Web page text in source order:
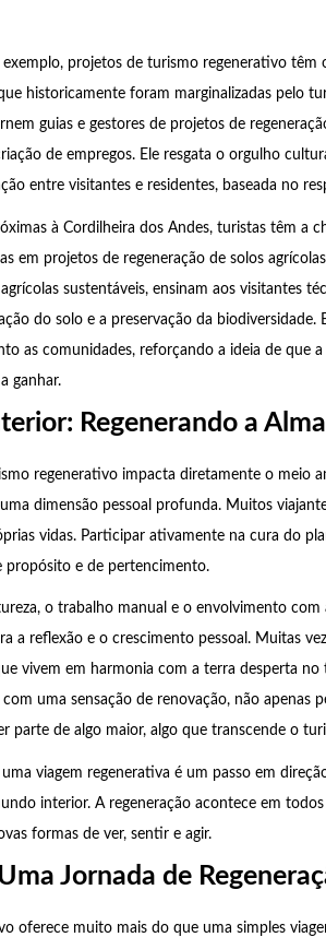
projetos de turismo regenerativo têm
historicamente foram marginalizadas pelo
guias e gestores de projetos de
de empregos. Ele resgata o orgulho
entre visitantes e residentes, baseada no
à Cordilheira dos Andes, turistas têm a
em projetos de regeneração de solos
sustentáveis, ensinam aos visitantes
do solo e a preservação da biodiversidade.
as comunidades, reforçando a ideia de que
ganhar.
Regenerando a Alma
regenerativo impacta diretamente o meio
dimensão pessoal profunda. Muitos
vidas. Participar ativamente na cura do
propósito e de pertencimento.
o trabalho manual e o envolvimento com
a reflexão e o crescimento pessoal. Muitas
vivem em harmonia com a terra desperta
uma sensação de renovação, não apenas
parte de algo maior, algo que transcende o
uma viagem regenerativa é um passo em
interior. A regeneração acontece em
formas de ver, sentir e agir.
Jornada de
oferece muito mais do que uma simples